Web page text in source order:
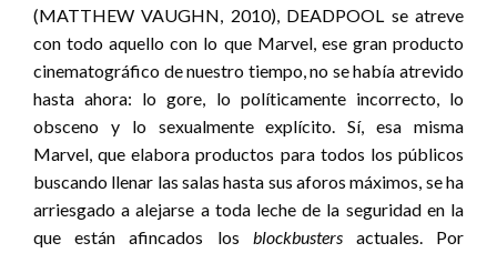
(MATTHEW VAUGHN, 2010), DEADPOOL se atreve
con todo aquello con lo que Marvel, ese gran producto
cinematográfico de nuestro tiempo, no se había atrevido
hasta ahora: lo gore, lo políticamente incorrecto, lo
obsceno y lo sexualmente explícito. Sí, esa misma
Marvel, que elabora productos para todos los públicos
buscando llenar las salas hasta sus aforos máximos, se ha
arriesgado a alejarse a toda leche de la seguridad en la
que están afincados los blockbustersactuales. Por